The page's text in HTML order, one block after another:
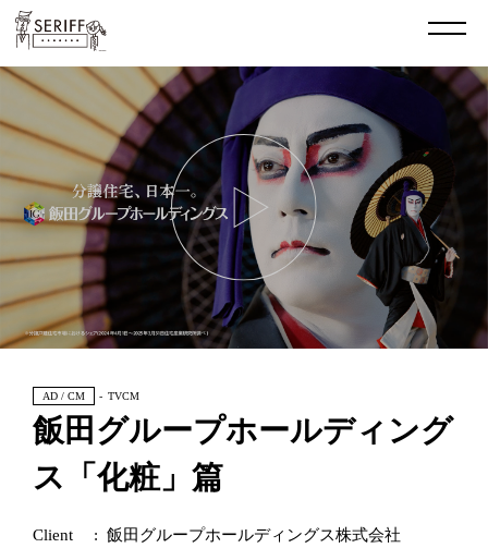
AD / CM TVCM
飯田グループホールディング
ス「化粧」篇
Client
飯田グループホールディングス株式会社